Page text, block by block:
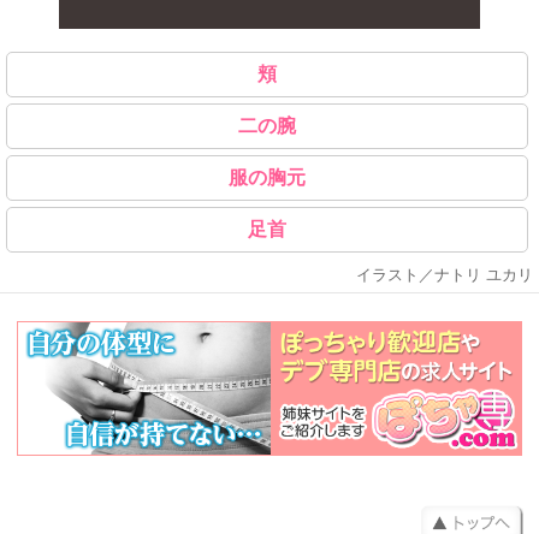
頬
二の腕
服の胸元
足首
イラスト／ナトリ ユカリ